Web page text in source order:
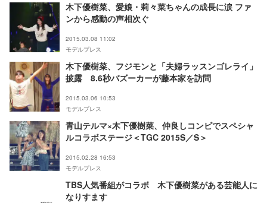
木下優樹菜、愛娘・莉々菜ちゃんの成長に涙 ファ
ンから感動の声相次ぐ
2015.03.08 11:02
モデルプレス
木下優樹菜、フジモンと「夫婦ラッスンゴレライ」
披露 8.6秒バズーカーが藤本家を訪問
2015.03.06 10:53
モデルプレス
青山テルマ×木下優樹菜、仲良しコンビでスペシャ
ルコラボステージ＜TGC 2015S／S＞
2015.02.28 16:53
モデルプレス
TBS人気番組がコラボ 木下優樹菜がある芸能人に
なりすます